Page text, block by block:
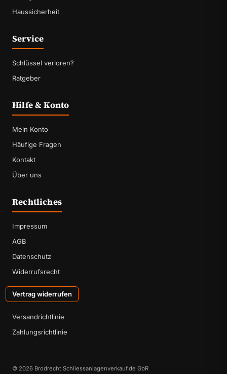
Haussicherheit
Service
Schlüssel verloren?
Ratgeber
Hilfe & Konto
Mein Konto
Häufige Fragen
Kontakt
Über uns
Rechtliches
Impressum
AGB
Datenschutz
Widerrufsrecht
Vertrag widerrufen
Versandrichtlinie
Zahlungsrichtlinie
© 2026 Brodrecht Schliessanlagenverkauf.de GbR